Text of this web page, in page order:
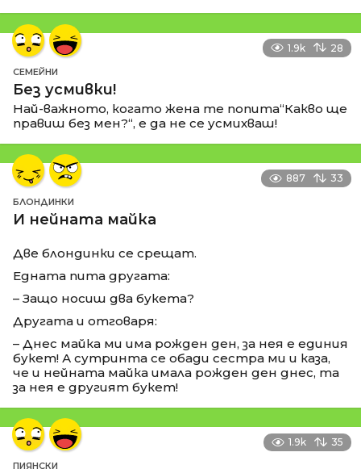
1.9k 28
СЕМЕЙНИ
Без усмивки!
Най-важното, когато жена те попита“Какво ще
правиш без мен?“, е да не се усмихваш!
887 33
БЛОНДИНКИ
И нейната майка
Две блондинки се срещат.
Едната пита другата:
– Защо носиш два букета?
Другата и отговаря:
– Днес майка ми има рожден ден, за нея е единия
букет! А сутринта се обади сестра ми и каза,
че и нейната майка имала рожден ден днес, та
за нея е другият букет!
1.9k 35
ПИЯНСКИ